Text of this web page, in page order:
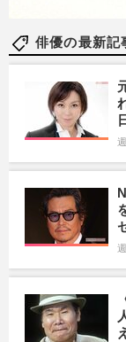
俳優の最新記